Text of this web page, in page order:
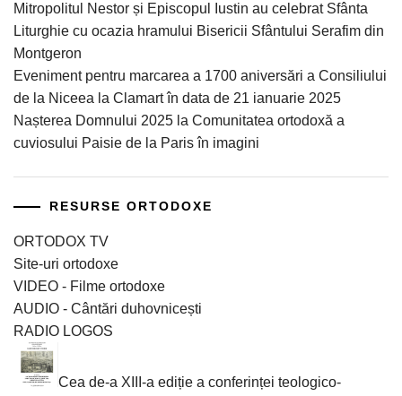
Mitropolitul Nestor și Episcopul Iustin au celebrat Sfânta
Liturghie cu ocazia hramului Bisericii Sfântului Serafim din
Montgeron
Eveniment pentru marcarea a 1700 aniversări a Consiliului
de la Niceea la Clamart în data de 21 ianuarie 2025
Nașterea Domnului 2025 la Comunitatea ortodoxă a
cuviosului Paisie de la Paris în imagini
RESURSE ORTODOXE
ORTODOX TV
Site-uri ortodoxe
VIDEO - Filme ortodoxe
AUDIO - Cântări duhovnicești
RADIO LOGOS
Cea de-a XIII-a ediție a conferinței teologico-